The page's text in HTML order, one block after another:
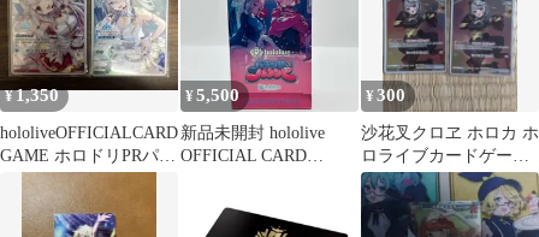
¥1,350
hololiveOFFICIALCARD
GAME ホロドリPRパッ
¥5,500
新品未開封 hololive
OFFICIAL CARD
ド」（BOX：12パック
¥300
沙花叉クロヱ ホロカ ホ
ロライブカードゲーム
魔法少女ホロウィッチ